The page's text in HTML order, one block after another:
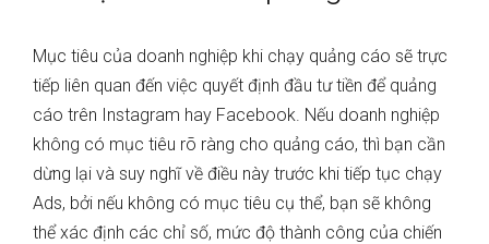
Mục tiêu của doanh nghiệp khi chạy quảng cáo sẽ trực
tiếp liên quan đến việc quyết định đầu tư tiền để quảng
cáo trên Instagram hay Facebook. Nếu doanh nghiệp
không có mục tiêu rõ ràng cho quảng cáo, thì bạn cần
dừng lại và suy nghĩ về điều này trước khi tiếp tục chạy
Ads, bởi nếu không có mục tiêu cụ thể, bạn sẽ không
thể xác định các chỉ số, mức độ thành công của chiến